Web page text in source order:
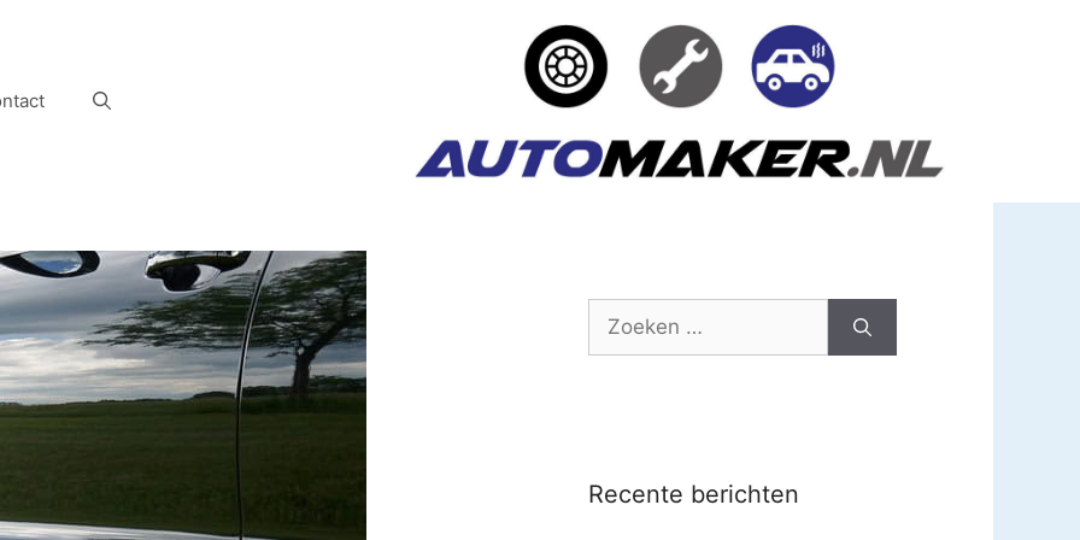
Zoek
Recente berichten